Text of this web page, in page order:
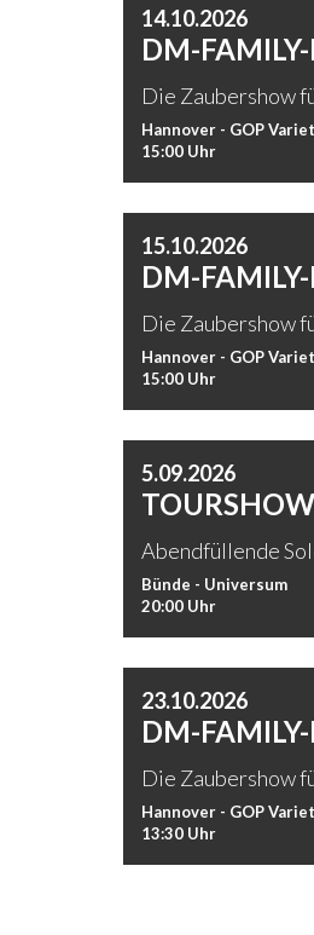
14.10.2026
DM-
Die Zaubershow
Hannover - GOP
15:00 Uhr
15.10.2026
DM-
Die Zaubershow
Hannover - GOP
15:00 Uhr
5.09.2026
Abendfüllende
Bünde - Universum
20:00 Uhr
23.10.2026
DM-
Die Zaubershow
Hannover - GOP
13:30 Uhr